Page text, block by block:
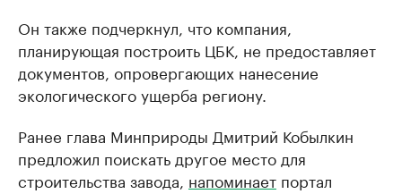
Он также подчеркнул, что компания,
планирующая построить ЦБК, не предоставляет
документов, опровергающих нанесение
экологического ущерба региону.
Ранее глава Минприроды Дмитрий Кобылкин
предложил поискать другое место для
строительства завода, напоминает портал